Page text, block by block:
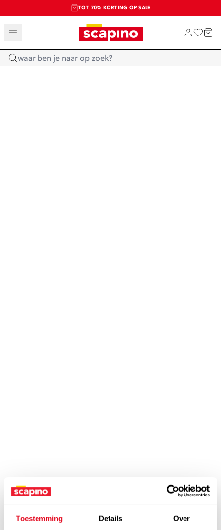
Toestemming Details Over
TOT 70% KORTING OP SALE
SALE: LAATSTE KANS!
SHOP NIEUW
Home